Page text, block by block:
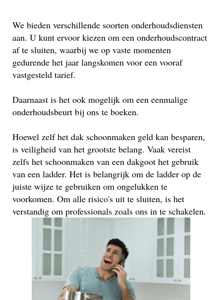
We bieden verschillende soorten onderhoudsdiensten
aan. U kunt ervoor kiezen om een onderhoudscontract
af te sluiten, waarbij we op vaste momenten
gedurende het jaar langskomen voor een vooraf
vastgesteld tarief.
Daarnaast is het ook mogelijk om een eenmalige
onderhoudsbeurt bij ons te boeken.
Hoewel zelf het dak schoonmaken geld kan besparen,
is veiligheid van het grootste belang. Vaak vereist
zelfs het schoonmaken van een dakgoot het gebruik
van een ladder. Het is belangrijk om de ladder op de
juiste wijze te gebruiken om ongelukken te
voorkomen. Om alle risico's uit te sluiten, is het
verstandig om professionals zoals ons in te schakelen.